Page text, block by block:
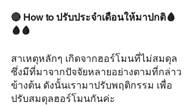
🔴 How to ปรับประจำเดือนให้มาปกติ🩸
🩸🩸
สาเหตุหลักๆ เกิดจากฮอร์โมนที่ไม่สมดุล
ซึ่งมีที่มาจากปัจจัยหลายอย่างตามที่กล่าว
ข้างต้น ดังนั้นเรามาปรับพฤติกรรม เพื่อ
ปรับสมดุลฮอร์โมนกันค่ะ